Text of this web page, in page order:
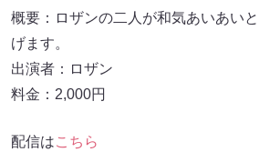
概要：ロザンの⼆⼈が和気あいあい
げます。
出演者：ロザン
料金：2,000円
配信はこちら